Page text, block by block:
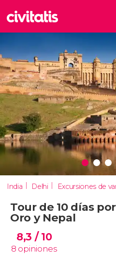
India Delhi
Tour de 10 días
Oro y Nepal
8,3 / 10
8 opiniones